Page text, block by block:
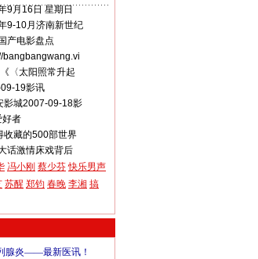
9月16日 星期日
9-10月济南新世纪
产电影盘点
bangbangwang.vi
〈太阳照常升起
19影讯
影城2007-09-18影
好者
收藏的500部世界
话激情床戏背后
冯小刚 蔡少芬 快乐男声
苏醒 郑钧 春晚 李湘 搞